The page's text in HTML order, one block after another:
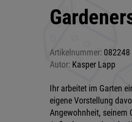
Artikelnummer: 082248
Autor: Kasper Lapp
Ihr arbeitet im Garten
eigene Vorstellung
Angewohnheit, seinem